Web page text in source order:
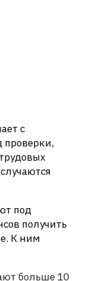
с
проверки,
под
получить
К ним
больше 10